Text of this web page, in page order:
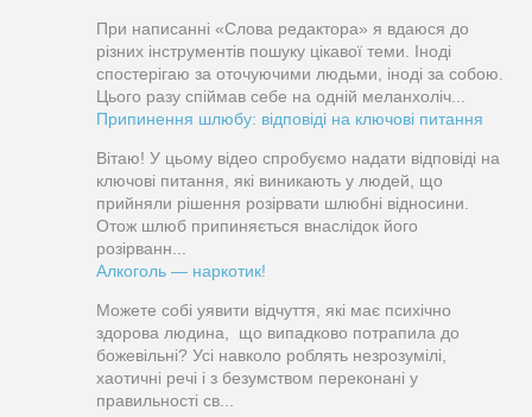
При написанні «Слова редактора» я вдаюся до
різних інструментів пошуку цікавої теми. Іноді
спостерігаю за оточуючими людьми, іноді за собою.
Цього разу спіймав себе на одній меланхоліч...
Припинення шлюбу: відповіді на ключові питання
Вітаю! У цьому відео спробуємо надати відповіді на
ключові питання, які виникають у людей, що
прийняли рішення розірвати шлюбні відносини.
Отож шлюб припиняється внаслідок його
розірванн...
Алкоголь — наркотик!
Можете собі уявити відчуття, які має психічно
здорова людина, що випадково потрапила до
божевільні? Усі навколо роблять незрозумілі,
хаотичні речі і з безумством переконані у
правильності св...